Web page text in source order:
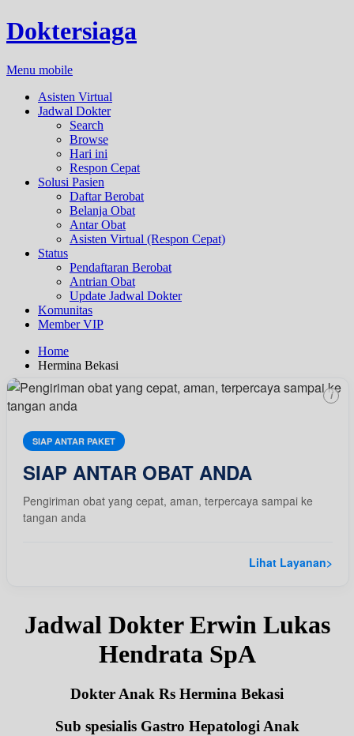
Doktersiaga
Menu mobile
Asisten Virtual
Jadwal Dokter
Search
Browse
Hari ini
Respon Cepat
Solusi Pasien
Daftar Berobat
Belanja Obat
Antar Obat
Asisten Virtual (Respon Cepat)
Status
Pendaftaran Berobat
Antrian Obat
Update Jadwal Dokter
Komunitas
Member VIP
Home
Hermina Bekasi
SIAP ANTAR PAKET
SIAP ANTAR OBAT ANDA
Pengiriman obat yang cepat, aman, terpercaya sampai ke
tangan anda
Lihat Layanan>
i
Jadwal Dokter Erwin Lukas
Hendrata SpA
Dokter Anak Rs Hermina Bekasi
Sub spesialis Gastro Hepatologi Anak